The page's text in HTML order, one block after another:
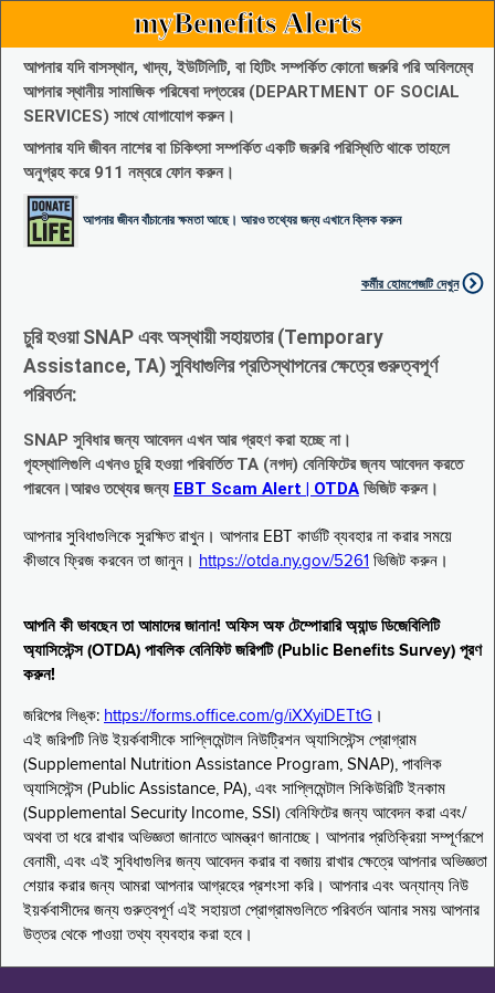
myBenefits Alerts
আপনার যদি বাসস্থান, খাদ্য, ইউটিলিটি, বা হিটিং সম্পর্কিত কোনো জরুরি পরি অবিলম্বে
আপনার স্থানীয় সামাজিক পরিষেবা দপ্তরের (DEPARTMENT OF SOCIAL
SERVICES) সাথে যোগাযোগ করুন।
আপনার যদি জীবন নাশের বা চিকিৎসা সম্পর্কিত একটি জরুরি পরিস্থিতি থাকে তাহলে
অনুগ্রহ করে 911 নম্বরে ফোন করুন।
আপনার জীবন বাঁচানোর ক্ষমতা আছে। আরও তথ্যের জন্য এখানে ক্লিক করুন
কর্মীর হোমপেজটি দেখুন
চুরি হওয়া SNAP এবং অস্থায়ী সহায়তার (Temporary
Assistance, TA) সুবিধাগুলির প্রতিস্থাপনের ক্ষেত্রে গুরুত্বপূর্ণ
পরিবর্তন:
SNAP সুবিধার জন্য আবেদন এখন আর গ্রহণ করা হচ্ছে না।
গৃহস্থালিগুলি এখনও চুরি হওয়া পরিবর্তিত TA (নগদ) বেনিফিটের জ্নয আবেদন করতে
পারবেন।আরও তথ্যের জন্য EBT Scam Alert | OTDA ভিজিট করুন।
আপনার সুবিধাগুলিকে সুরক্ষিত রাখুন। আপনার EBT কার্ডটি ব্যবহার না করার সময়ে
কীভাবে ফ্রিজ করবেন তা জানুন। https://otda.ny.gov/5261 ভিজিট করুন।
আপনি কী ভাবছেন তা আমাদের জানান! অফিস অফ টেম্পোরারি অ্যান্ড ডিজেবিলিটি
অ্যাসিস্টেন্স (OTDA) পাবলিক বেনিফিট জরিপটি (Public Benefits Survey) পূরণ
করুন!
জরিপের লিঙ্ক: https://forms.office.com/g/iXXyiDETtG ।
এই জরিপটি নিউ ইয়র্কবাসীকে সাপ্লিমেন্টাল নিউট্রিশন অ্যাসিস্টেন্স প্রোগ্রাম
(Supplemental Nutrition Assistance Program, SNAP), পাবলিক
অ্যাসিস্টেন্স (Public Assistance, PA), এবং সাপ্লিমেন্টাল সিকিউরিটি ইনকাম
(Supplemental Security Income, SSI) বেনিফিটের জন্য আবেদন করা এবং/
অথবা তা ধরে রাখার অভিজ্ঞতা জানাতে আমন্ত্রণ জানাচ্ছে। আপনার প্রতিক্রিয়া সম্পূর্ণরূপে
বেনামী, এবং এই সুবিধাগুলির জন্য আবেদন করার বা বজায় রাখার ক্ষেত্রে আপনার অভিজ্ঞতা
শেয়ার করার জন্য আমরা আপনার আগ্রহের প্রশংসা করি। আপনার এবং অন্যান্য নিউ
ইয়র্কবাসীদের জন্য গুরুত্বপূর্ণ এই সহায়তা প্রোগ্রামগুলিতে পরিবর্তন আনার সময় আপনার
উত্তর থেকে পাওয়া তথ্য ব্যবহার করা হবে।